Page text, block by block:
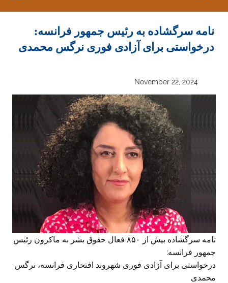
نامه سرگشاده به رئیس جمهور فرانسه:
درخواستی برای آزادی فوری نرگس محمدی
November 22, 2024
نامه سرگشاده بیش از ۸۵۰ فعال حقوق بشر به ماکرون رئیس
جمهور فرانسه:
درخواستی برای آزادی فوری شهروند افتخاری فرانسه، نرگس
محمدی